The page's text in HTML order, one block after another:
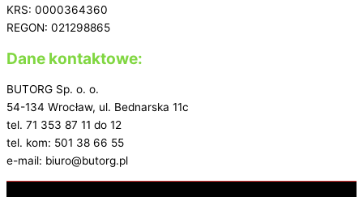
KRS: 0000364360
REGON: 021298865
Dane kontaktowe:
BUTORG Sp. o. o.
54-134 Wrocław, ul. Bednarska 11c
tel. 71 353 87 11 do 12
tel. kom: 501 38 66 55
e-mail: biuro@butorg.pl